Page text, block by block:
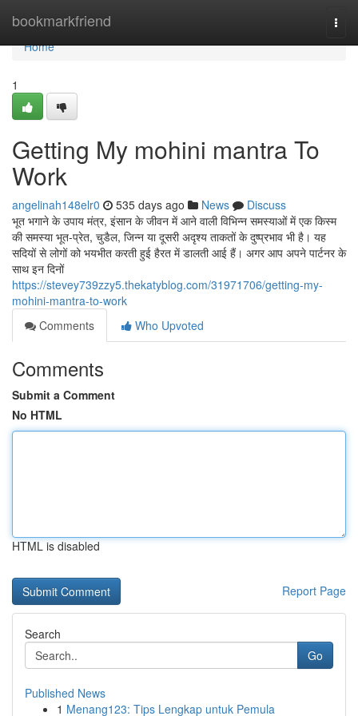
bookmarkfriend
Home
Home
1
Getting My mohini mantra To
Work
angelinah148elr0 535 days ago News
Discuss
भूत भगाने के उपाय मंत्र, इंसान के जीवन में आने वाली विभिन्न समस्याओं में एक किस्म
की समस्या भूत-प्रेत, चुडैल, जिन्न या दूसरी अदृश्य ताकतों के दुष्प्रभाव भी है। यह
सदियों से लोगों को भयभीत करती हुई हैरत में डालती आई हैं। अगर आप अपने पार्टनर के
साथ इन दिनों
https://stevey739zzy5.thekatyblog.com/31971706/getting-my-
mohini-mantra-to-work
Comments
Who Upvoted
Comments
Submit a Comment
No HTML
HTML is disabled
Report Page
Search
Go
Published News
1 Menang123: Tips Lengkap untuk Pemula